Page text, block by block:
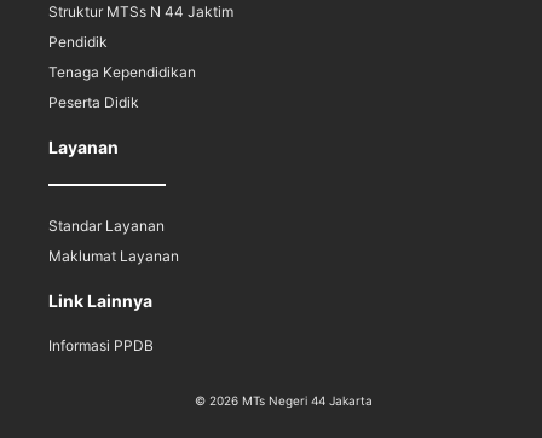
Struktur MTSs N 44 Jaktim
Pendidik
Tenaga Kependidikan
Peserta Didik
Layanan
Standar Layanan
Maklumat Layanan
Link Lainnya
Informasi PPDB
© 2026 MTs Negeri 44 Jakarta